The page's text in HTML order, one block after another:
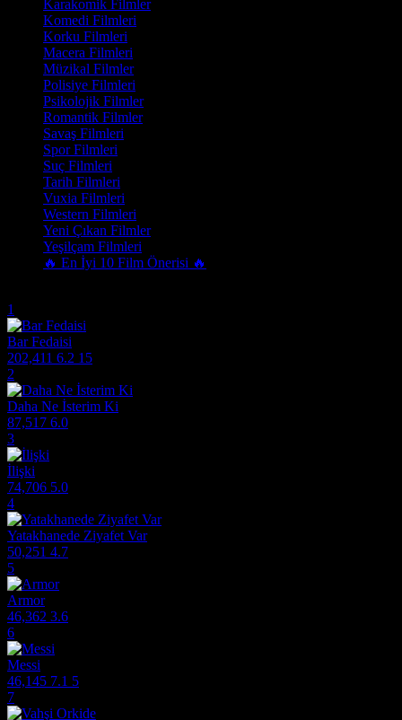
Karakomik Filmler
Komedi Filmleri
Korku Filmleri
Macera Filmleri
Müzikal Filmler
Polisiye Filmleri
Psikolojik Filmler
Romantik Filmler
Savaş Filmleri
Spor Filmleri
Suç Filmleri
Tarih Filmleri
Vuxia Filmleri
Western Filmleri
Yeni Çıkan Filmler
Yeşilçam Filmleri
🔥 En İyi 10 Film Önerisi 🔥
1
Bar Fedaisi
202,411 6.2 15
2
Daha Ne İsterim Ki
87,517 6.0
3
İlişki
74,706 5.0
4
Yatakhanede Ziyafet Var
50,251 4.7
5
Armor
46,362 3.6
6
Messi
46,145 7.1 5
7